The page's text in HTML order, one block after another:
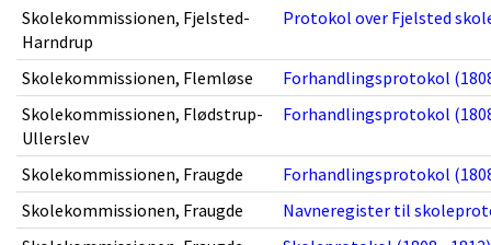
Skolekommissionen, Fjelsted-
Harndrup
Protokol over Fjelsted
Skolekommissionen, Flemløse
Forhandlingsprotokol
Skolekommissionen, Flødstrup-
Ullerslev
Forhandlingsprotokol
Skolekommissionen, Fraugde
Forhandlingsprotokol
Skolekommissionen, Fraugde
Navneregister til